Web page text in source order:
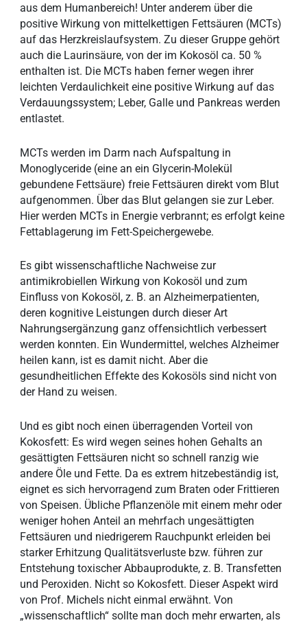
aus dem Humanbereich! Unter anderem über die
positive Wirkung von mittelkettigen Fettsäuren (MCTs)
auf das Herzkreislaufsystem. Zu dieser Gruppe gehört
auch die Laurinsäure, von der im Kokosöl ca. 50 %
enthalten ist. Die MCTs haben ferner wegen ihrer
leichten Verdaulichkeit eine positive Wirkung auf das
Verdauungssystem; Leber, Galle und Pankreas werden
entlastet.
MCTs werden im Darm nach Aufspaltung in
Monoglyceride (eine an ein Glycerin-Molekül
gebundene Fettsäure) freie Fettsäuren direkt vom Blut
aufgenommen. Über das Blut gelangen sie zur Leber.
Hier werden MCTs in Energie verbrannt; es erfolgt keine
Fettablagerung im Fett-Speichergewebe.
Es gibt wissenschaftliche Nachweise zur
antimikrobiellen Wirkung von Kokosöl und zum
Einfluss von Kokosöl, z. B. an Alzheimerpatienten,
deren kognitive Leistungen durch dieser Art
Nahrungsergänzung ganz offensichtlich verbessert
werden konnten. Ein Wundermittel, welches Alzheimer
heilen kann, ist es damit nicht. Aber die
gesundheitlichen Effekte des Kokosöls sind nicht von
der Hand zu weisen.
Und es gibt noch einen überragenden Vorteil von
Kokosfett: Es wird wegen seines hohen Gehalts an
gesättigten Fettsäuren nicht so schnell ranzig wie
andere Öle und Fette. Da es extrem hitzebeständig ist,
eignet es sich hervorragend zum Braten oder Frittieren
von Speisen. Übliche Pflanzenöle mit einem mehr oder
weniger hohen Anteil an mehrfach ungesättigten
Fettsäuren und niedrigerem Rauchpunkt erleiden bei
starker Erhitzung Qualitätsverluste bzw. führen zur
Entstehung toxischer Abbauprodukte, z. B. Transfetten
und Peroxiden. Nicht so Kokosfett. Dieser Aspekt wird
von Prof. Michels nicht einmal erwähnt. Von
„wissenschaftlich“ sollte man doch mehr erwarten, als